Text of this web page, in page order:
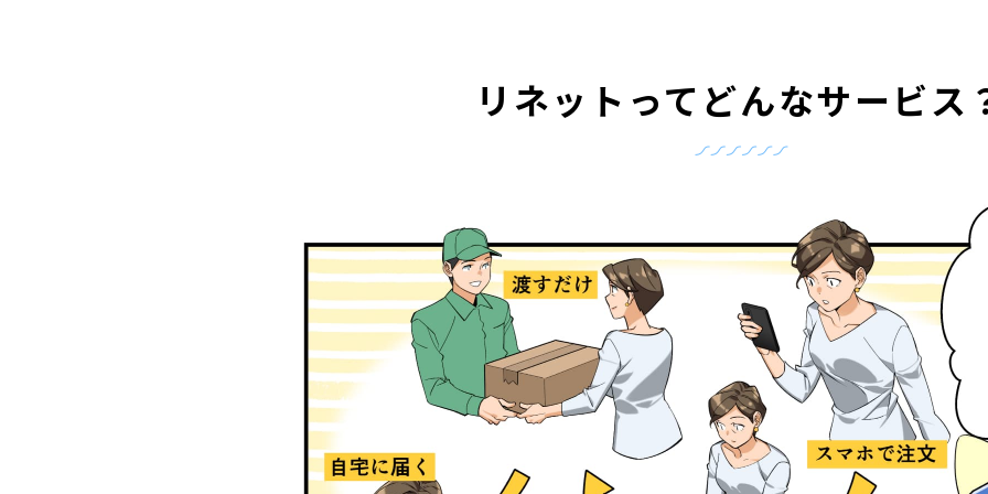
リネットってどんなサービス